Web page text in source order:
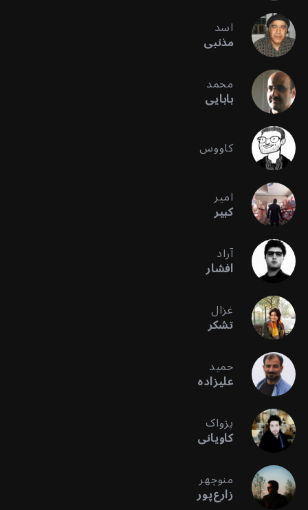
اسد
مذنبی
محمد
بابایی
کاووس
امیر
کبیر
آراد
افشار
غزال
تشکر
حمید
علیزاده
پژواک
کاویانی
منوچهر
زارع‌پور